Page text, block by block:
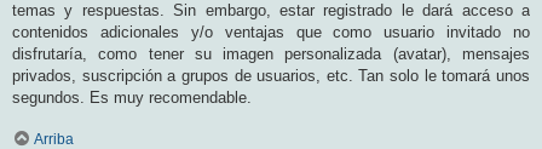
temas y respuestas. Sin embargo, estar registrado le dará acceso a
contenidos adicionales y/o ventajas que como usuario invitado no
disfrutaría, como tener su imagen personalizada (avatar), mensajes
privados, suscripción a grupos de usuarios, etc. Tan solo le tomará unos
segundos. Es muy recomendable.
Arriba